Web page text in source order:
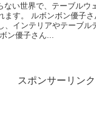
ない世界で、テーブルウ
ます。 ルボンボン優子
、インテリアやテーブル
ン優子さん...
スポンサーリンク